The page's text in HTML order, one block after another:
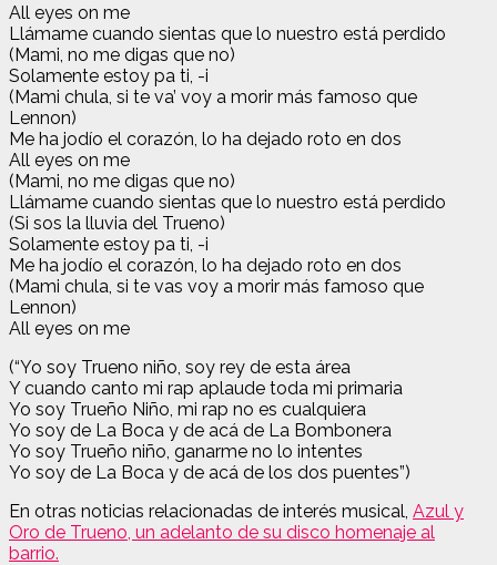
All eyes on me
Llámame cuando sientas que lo nuestro está perdido
(Mami, no me digas que no)
Solamente estoy pa ti, -i
(Mami chula, si te va’ voy a morir más famoso que
Lennon)
Me ha jodío el corazón, lo ha dejado roto en dos
All eyes on me
(Mami, no me digas que no)
Llámame cuando sientas que lo nuestro está perdido
(Si sos la lluvia del Trueno)
Solamente estoy pa ti, -i
Me ha jodío el corazón, lo ha dejado roto en dos
(Mami chula, si te vas voy a morir más famoso que
Lennon)
All eyes on me
(“Yo soy Trueno niño, soy rey de esta área
Y cuando canto mi rap aplaude toda mi primaria
Yo soy Trueño Niño, mi rap no es cualquiera
Yo soy de La Boca y de acá de La Bombonera
Yo soy Trueño niño, ganarme no lo intentes
Yo soy de La Boca y de acá de los dos puentes”)
En otras noticias relacionadas de interés musical, Azul y
Oro de Trueno, un adelanto de su disco homenaje al
barrio.